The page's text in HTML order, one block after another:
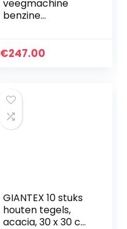
veegmachine
benzine
cooled 1,25 kW /1,7
€247.00
GIANTEX 10 stuks
houten tegels,
acacia, 30 x 30 cm,